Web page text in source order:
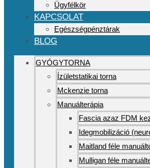
Ügyfélkör
KAPCSOLAT
Egészségpénztárak
BLOG
GYÓGYTORNA
Ízületstatikai torna
Mckenzie torna
Manuálterápia
Fascia azaz FDM
Idegmobilizáció
Maitland féle
Mulligan féle